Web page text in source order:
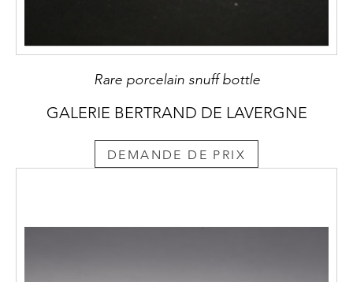
Rare porcelain snuff bottle
GALERIE BERTRAND DE LAVERGNE
DEMANDE DE PRIX